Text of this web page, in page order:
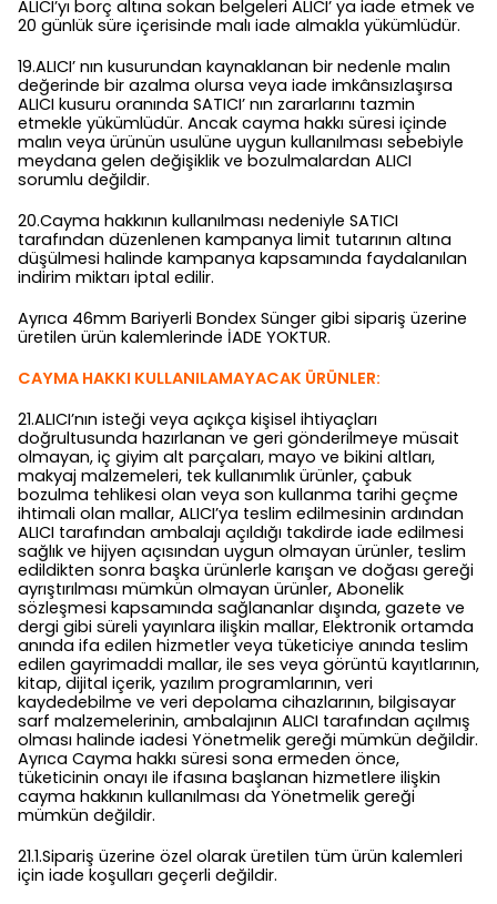
ALICI’yı borç altına sokan belgeleri ALICI’ ya iade etmek ve
20 günlük süre içerisinde malı iade almakla yükümlüdür.
19.ALICI’ nın kusurundan kaynaklanan bir nedenle malın
değerinde bir azalma olursa veya iade imkânsızlaşırsa
ALICI kusuru oranında SATICI’ nın zararlarını tazmin
etmekle yükümlüdür. Ancak cayma hakkı süresi içinde
malın veya ürünün usulüne uygun kullanılması sebebiyle
meydana gelen değişiklik ve bozulmalardan ALICI
sorumlu değildir.
20.Cayma hakkının kullanılması nedeniyle SATICI
tarafından düzenlenen kampanya limit tutarının altına
düşülmesi halinde kampanya kapsamında faydalanılan
indirim miktarı iptal edilir.
Ayrıca 46mm Bariyerli Bondex Sünger gibi sipariş üzerine
üretilen ürün kalemlerinde İADE YOKTUR.
CAYMA HAKKI KULLANILAMAYACAK ÜRÜNLER:
21.ALICI’nın isteği veya açıkça kişisel ihtiyaçları
doğrultusunda hazırlanan ve geri gönderilmeye müsait
olmayan, iç giyim alt parçaları, mayo ve bikini altları,
makyaj malzemeleri, tek kullanımlık ürünler, çabuk
bozulma tehlikesi olan veya son kullanma tarihi geçme
ihtimali olan mallar, ALICI’ya teslim edilmesinin ardından
ALICI tarafından ambalajı açıldığı takdirde iade edilmesi
sağlık ve hijyen açısından uygun olmayan ürünler, teslim
edildikten sonra başka ürünlerle karışan ve doğası gereği
ayrıştırılması mümkün olmayan ürünler, Abonelik
sözleşmesi kapsamında sağlananlar dışında, gazete ve
dergi gibi süreli yayınlara ilişkin mallar, Elektronik ortamda
anında ifa edilen hizmetler veya tüketiciye anında teslim
edilen gayrimaddi mallar, ile ses veya görüntü kayıtlarının,
kitap, dijital içerik, yazılım programlarının, veri
kaydedebilme ve veri depolama cihazlarının, bilgisayar
sarf malzemelerinin, ambalajının ALICI tarafından açılmış
olması halinde iadesi Yönetmelik gereği mümkün değildir.
Ayrıca Cayma hakkı süresi sona ermeden önce,
tüketicinin onayı ile ifasına başlanan hizmetlere ilişkin
cayma hakkının kullanılması da Yönetmelik gereği
mümkün değildir.
21.1.Sipariş üzerine özel olarak üretilen tüm ürün kalemleri
için iade koşulları geçerli değildir.